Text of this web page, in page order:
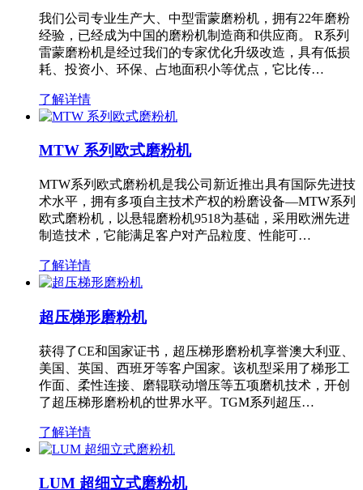
我们公司专业生产大、中型雷蒙磨粉机，拥有22年磨粉
经验，已经成为中国的磨粉机制造商和供应商。 R系列
雷蒙磨粉机是经过我们的专家优化升级改造，具有低损
耗、投资小、环保、占地面积小等优点，它比传…
了解详情
MTW 系列欧式磨粉机
MTW系列欧式磨粉机是我公司新近推出具有国际先进技
术水平，拥有多项自主技术产权的粉磨设备—MTW系列
欧式磨粉机，以悬辊磨粉机9518为基础，采用欧洲先进
制造技术，它能满足客户对产品粒度、性能可…
了解详情
超压梯形磨粉机
获得了CE和国家证书，超压梯形磨粉机享誉澳大利亚、
美国、英国、西班牙等客户国家。该机型采用了梯形工
作面、柔性连接、磨辊联动增压等五项磨机技术，开创
了超压梯形磨粉机的世界水平。TGM系列超压…
了解详情
LUM 超细立式磨粉机